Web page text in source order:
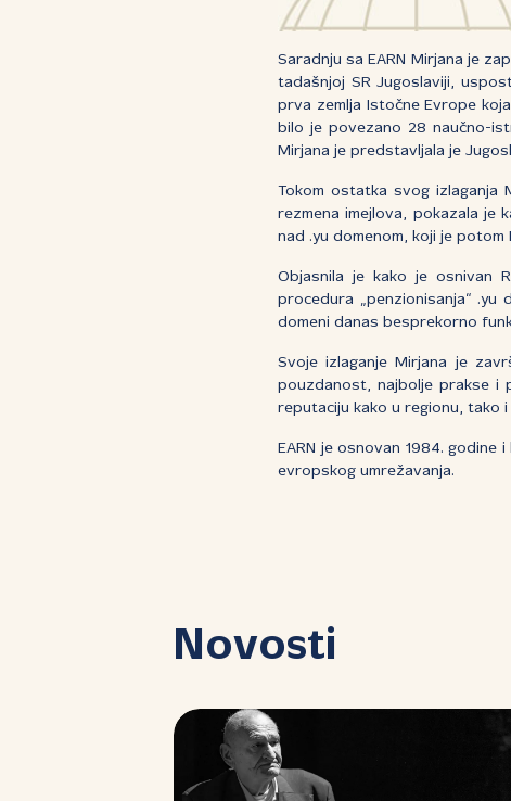
Saradnju sa EARN Mirjana je
tadašnjoj SR Jugoslaviji,
prva zemlja Istočne Evrope
bilo je povezano 28 naučno-
Mirjana je predstavljala je
Tokom ostatka svog izlaganja
rezmena imejlova, pokazala je
nad .yu domenom, koji je
Objasnila je kako je osnivan
procedura „penzionisanja“ .yu
domeni danas besprekorno
Svoje izlaganje Mirjana je
pouzdanost, najbolje prakse i
reputaciju kako u regionu, tako
EARN je osnovan 1984.
evropskog umrežavanja.
Novosti